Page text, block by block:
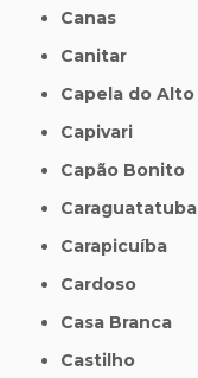
Canas
Canitar
Capela do Alto
Capivari
Capão Bonito
Caraguatatuba
Carapicuíba
Cardoso
Casa Branca
Castilho